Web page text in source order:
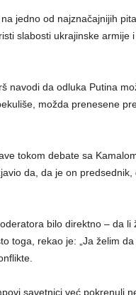
jedno od najznačajnijih
slabosti ukrajinske armije
navodi da odluka Putina
možda prenesene
tokom debate sa
da, da je on
bilo direktno – da li
toga, rekao je: „Ja želim
savetnici već pokrenuli